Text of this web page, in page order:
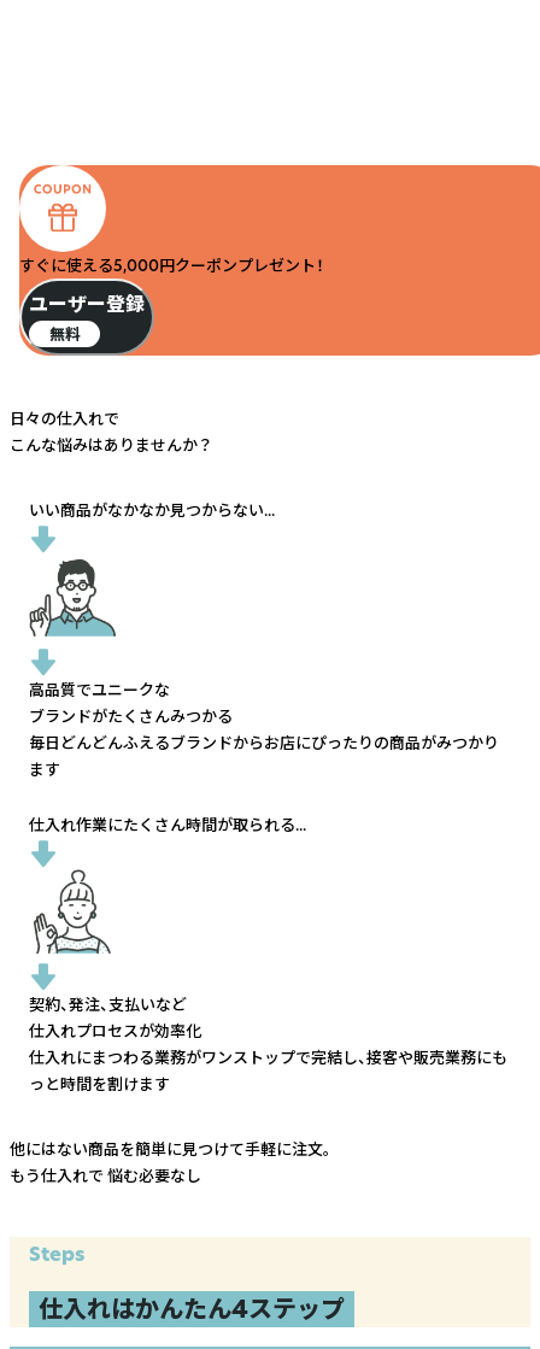
すぐに使える5,000円クーポンプレゼント！
ユーザー登録
無料
日々の仕入れで
こんな悩みはありませんか？
いい商品がなかなか見つからない...
高品質でユニークな
ブランドがたくさんみつかる
毎日どんどんふえるブランドからお店にぴったりの商品がみつかり
ます
仕入れ作業にたくさん時間が取られる...
契約、発注、支払いなど
仕入れプロセスが効率化
仕入れにまつわる業務がワンストップで完結し、接客や販売業務にも
っと時間を割けます
他にはない商品を簡単に見つけて手軽に注文。
もう仕入れで 悩む必要なし
Steps
仕入れはかんたん4ステップ